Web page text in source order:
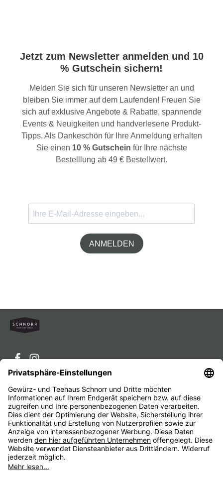
Jetzt zum Newsletter anmelden und 10
% Gutschein sichern!
Melden Sie sich für unseren Newsletter an und
bleiben Sie immer auf dem Laufenden! Freuen Sie
sich auf exklusive Angebote & Rabatte, spannende
Events & Neuigkeiten und handverlesene Produkt-
Tipps. Als Dankeschön für Ihre Anmeldung erhalten
Sie einen 10 % Gutschein für Ihre nächste
Bestelllung ab 49 € Bestellwert.
ANMELDEN
Service-Hotline
Service
Unternehmen
Alle Preise inkl. gesetzl. Mehrwertsteuer zzgl.